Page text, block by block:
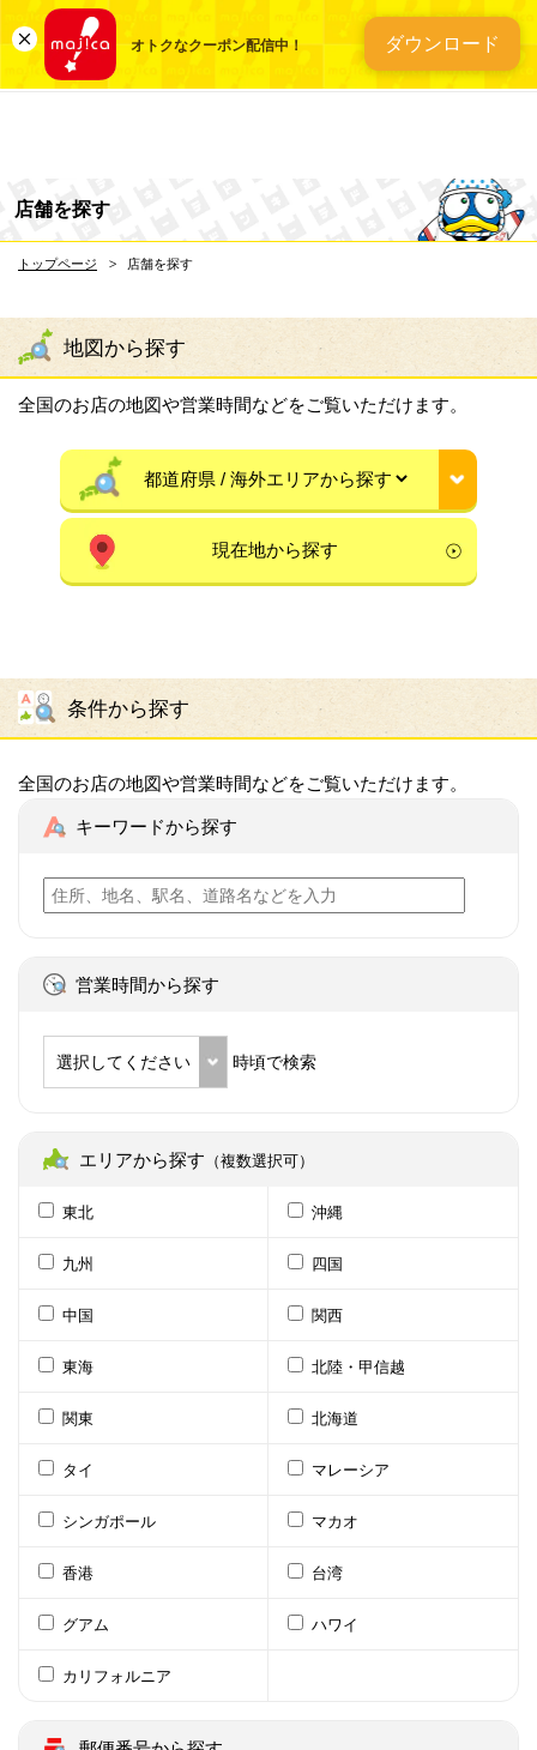
オトクなクーポン配信中！ ダウンロード
総合ディスカウント
店舗を探す
トップページ 店舗を探す
地図から探す
全国のお店の地図や営業時間などをご覧いただけます。
現在地から探す
条件から探す
全国のお店の地図や営業時間などをご覧いただけます。
キーワードから探す
営業時間から探す
選択してください 時頃で検索
エリアから探す （複数選択可）
東北 沖縄
九州 四国
中国 関西
東海 北陸・甲信越
関東 北海道
タイ マレーシア
シンガポール マカオ
香港 台湾
グアム ハワイ
カリフォルニア